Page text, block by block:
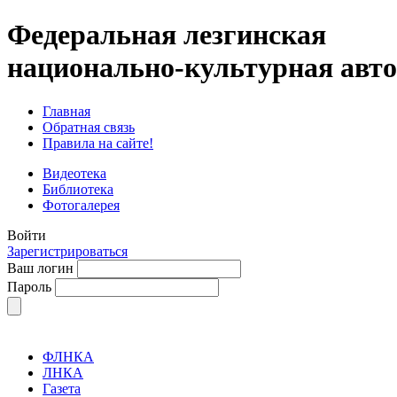
Федеральная лезгинская
национально-культурная
Главная
Обратная связь
Правила на сайте!
Видеотека
Библиотека
Фотогалерея
Войти
Зарегистрироваться
Ваш логин
Пароль
ФЛНКА
ЛНКА
Газета